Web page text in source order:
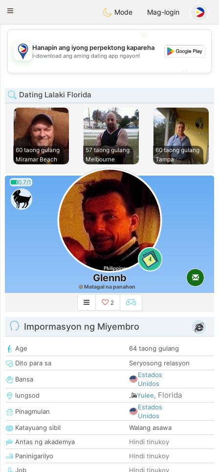
PhilippinesChat
Toggle
Mode Mag-login
💖
💕
Hanapin ang iyong perpektong kapareha
I-download ang aming dating app ngayon!
Dating Lalaki Florida
60 taong gulang
Miramar Beach
57 taong gulang
Melbourne
60 taong gulang
Tampa
0.7/1
4
Glennb
Matagal na panahon
2
Impormasyon ng Miyembro
Age
64 taong gulang
Dito para sa
Seryosong relasyon
Bansa
Estados
Unidos
lungsod
Yulee, Florida
Pinagmulan
Estados
Unidos
Katayuang sibil
Walang asawa
Antas ng akademya
Hindi tinukoy
Paninigarilyo
Hindi tinukoy
Job
Hindi tinukoy